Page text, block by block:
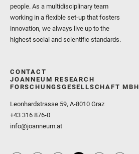
people. As a multidisciplinary team
working in a flexible set-up that fosters
innovation, we always live up to the
highest social and scientific standards.
CONTACT
JOANNEUM RESEARCH
FORSCHUNGSGESELLSCHAFT MBH
Leonhardstrasse 59, A-8010 Graz
+43 316 876-0
info@joanneum.at